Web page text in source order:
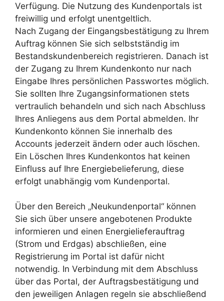
Verfügung. Die Nutzung des Kundenportals ist
freiwillig und erfolgt unentgeltlich.
Nach Zugang der Eingangsbestätigung zu Ihrem
Auftrag können Sie sich selbstständig im
Bestandskundenbereich registrieren. Danach ist
der Zugang zu Ihrem Kundenkonto nur nach
Eingabe Ihres persönlichen Passwortes möglich.
Sie sollten Ihre Zugangsinformationen stets
vertraulich behandeln und sich nach Abschluss
Ihres Anliegens aus dem Portal abmelden. Ihr
Kundenkonto können Sie innerhalb des
Accounts jederzeit ändern oder auch löschen.
Ein Löschen Ihres Kundenkontos hat keinen
Einfluss auf Ihre Energiebelieferung, diese
erfolgt unabhängig vom Kundenportal.
Über den Bereich „Neukundenportal“ können
Sie sich über unsere angebotenen Produkte
informieren und einen Energielieferauftrag
(Strom und Erdgas) abschließen, eine
Registrierung im Portal ist dafür nicht
notwendig. In Verbindung mit dem Abschluss
über das Portal, der Auftragsbestätigung und
den jeweiligen Anlagen regeln sie abschließend